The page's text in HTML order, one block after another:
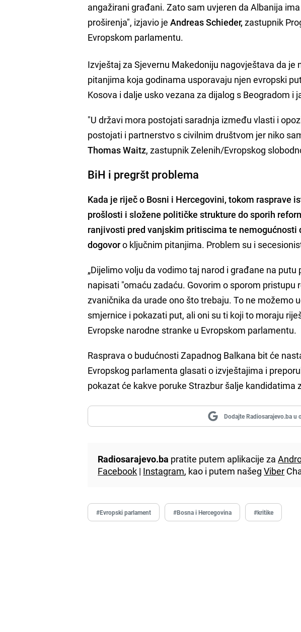
angažirani građani. Zato sam uvjeren da Albanija
proširenja", izjavio jeAndreas Schieder, zastupnik
Evropskom parlamentu.
Izvještaj za Sjevernu Makedoniju nagovještava da
pitanjima koja godinama usporavaju njen evropski
Kosova i dalje usko vezana za dijalog s Beogradom i
"U državi mora postojati saradnja između vlasti i
postojati i partnerstvo s civilnim društvom jer niko
Thomas Waitz, zastupnik Zelenih/Evropskog
BiH i pregršt problema
Kada je riječ o Bosni i Hercegovini, tokom rasprave
prošlosti i složene političke strukture do sporih
ranjivosti pred vanjskim pritiscima te
dogovoro ključnim pitanjima. Problem su i
„Dijelimo volju da vodimo taj narod i građane na
napisati "omaću zadaću. Govorim o sporom
zvaničnika da urade ono što trebaju. To ne možemo
smjernice i pokazati put, ali oni su ti koji to moraju
Evropske narodne stranke u Evropskom parlamentu.
Rasprava o budućnosti Zapadnog Balkana bit će
Evropskog parlamenta glasati o izvještajima i
pokazat će kakve poruke Strazbur šalje kandidatima
Dodajte Radiosarajevo.ba u
Radiosarajevo.ba pratite putem aplikacije za
Facebook | Instagram, kao i putem našegViber
#Evropski parlament #Bosna i Hercegovina #kritike